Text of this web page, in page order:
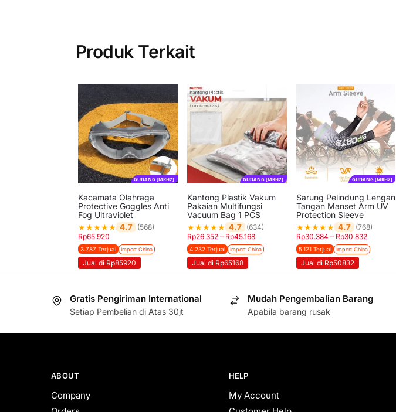
Produk Terkait
GUDANG [MRH2]
Kacamata Olahraga
Protective Goggles Anti
Fog Ultraviolet
★★★★★ 4.7
(568)
Rp65.920
3.787 Terjual Import China
Jual di Rp85920
GUDANG [MRH2]
Kantong Plastik Vakum
Pakaian Multifungsi
Vacuum Bag 1 PCS
★★★★★ 4.7
(634)
Rp26.352 – Rp45.168
4.232 Terjual Import China
Jual di Rp65168
GUDANG [MRH2]
Sarung Pelindung Lengan
Tangan Manset Arm UV
Protection Sleeve
★★★★★ 4.7
(768)
Rp30.384 – Rp30.832
5.121 Terjual Import China
Jual di Rp50832
Gratis Pengiriman International
Setiap Pembelian di Atas 30jt
Mudah Pengembalian Barang
Apabila barang rusak
ABOUT
Company
HELP
My Account